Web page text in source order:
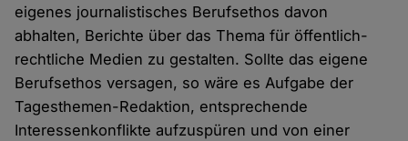
eigenes journalistisches Berufsethos davon
abhalten, Berichte über das Thema für öffentlich-
rechtliche Medien zu gestalten. Sollte das eigene
Berufsethos versagen, so wäre es Aufgabe der
Tagesthemen-Redaktion, entsprechende
Interessenkonflikte aufzuspüren und von einer